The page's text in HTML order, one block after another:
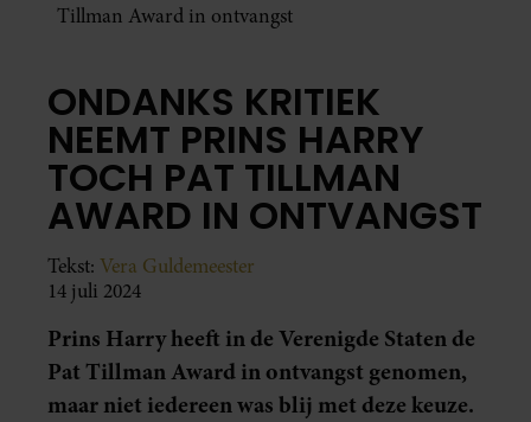
Tillman Award in ontvangst
ONDANKS KRITIEK
NEEMT PRINS HARRY
TOCH PAT TILLMAN
AWARD IN ONTVANGST
Tekst: Vera Guldemeester
14 juli 2024
Prins Harry heeft in de Verenigde Staten de
Pat Tillman Award in ontvangst genomen,
maar niet iedereen was blij met deze keuze.